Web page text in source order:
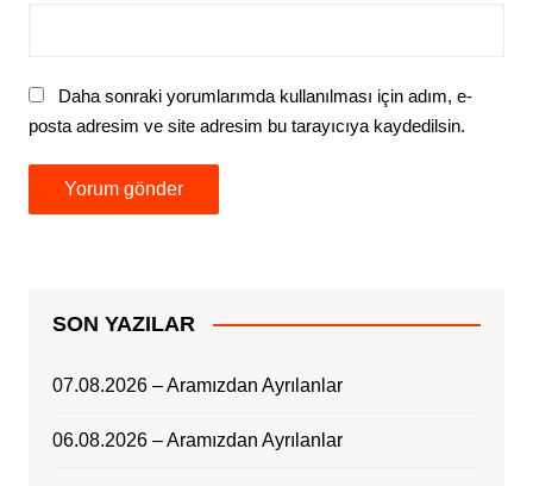
Daha sonraki yorumlarımda kullanılması için adım, e-
posta adresim ve site adresim bu tarayıcıya kaydedilsin.
SON YAZILAR
07.08.2026 – Aramızdan Ayrılanlar
06.08.2026 – Aramızdan Ayrılanlar